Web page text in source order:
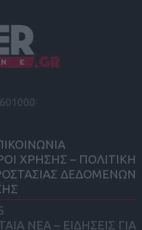
ΧΡΗΣΗΣ – ΠΟΛΙΤΙΚΗ
ΔΕΔΟΜΕΝΩΝ
ΝΕΑ – ΕΙΔΗΣΕΙΣ ΓΙΑ